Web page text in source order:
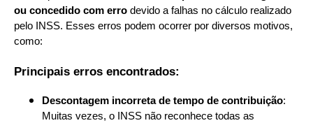
ou concedido com erro devido a falhas no cálculo realizado
pelo INSS. Esses erros podem ocorrer por diversos motivos,
como:
Principais erros encontrados:
Descontagem incorreta de tempo de contribuição:
Muitas vezes, o INSS não reconhece todas as